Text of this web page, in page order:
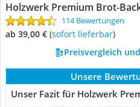
Holzwerk Premium Brot-
114 Bewertungen
ab 39,00 € ( Sofort lieferbar)
Preisvergleich
Unsere
Unser Fazit für Holzwerk